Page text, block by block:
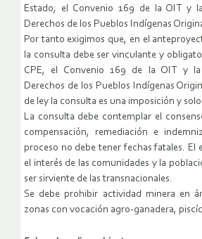
Estado, el Convenio 169 de la OIT y
Derechos de los Pueblos Indígenas
Por tanto exigimos que, en el
la consulta debe ser vinculante y
CPE, el Convenio 169 de la OIT y
Derechos de los Pueblos Indígenas
de ley la consulta es una imposición y
La consulta debe contemplar el
compensación, remediación e
proceso no debe tener fechas fatales. El
el interés de las comunidades y la
ser sirviente de las transnacionales.
Se debe prohibir actividad minera en
zonas con vocación agro-ganadera,